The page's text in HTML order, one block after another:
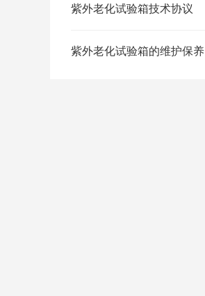
紫外老化试验箱技术协议
紫外老化试验箱的维护保养